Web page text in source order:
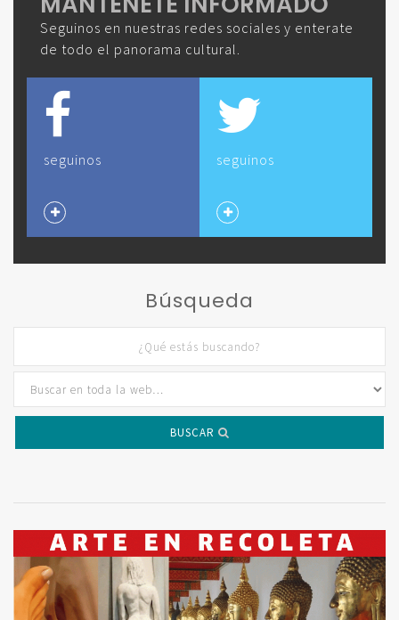
Seguinos en nuestras redes sociales y enterate
de todo el panorama cultural.
seguinos seguinos
Búsqueda
BUSCAR